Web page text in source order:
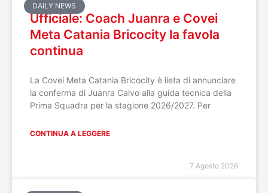
DAILY NEWS
Ufficiale: Coach Juanra e Covei
Meta Catania Bricocity la favola
continua
La Covei Meta Catania Bricocity è lieta di annunciare
la conferma di Juanra Calvo alla guida tecnica della
Prima Squadra per la stagione 2026/2027. Per
CONTINUA A LEGGERE
7 Agosto 2026